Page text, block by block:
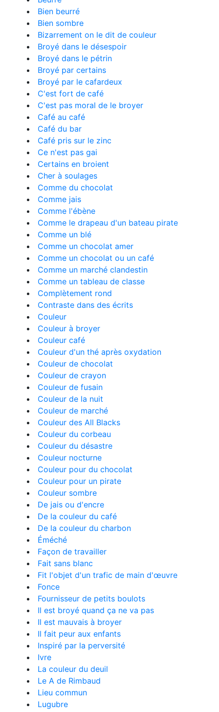
Bien beurré
Bien sombre
Bizarrement on le dit de couleur
Broyé dans le désespoir
Broyé dans le pétrin
Broyé par certains
Broyé par le cafardeux
C'est fort de café
C'est pas moral de le broyer
Café au café
Café du bar
Café pris sur le zinc
Ce n'est pas gai
Certains en broient
Cher à soulages
Comme du chocolat
Comme jais
Comme l'ébène
Comme le drapeau d'un bateau pirate
Comme un blé
Comme un chocolat amer
Comme un chocolat ou un café
Comme un marché clandestin
Comme un tableau de classe
Complètement rond
Contraste dans des écrits
Couleur
Couleur à broyer
Couleur café
Couleur d'un thé après oxydation
Couleur de chocolat
Couleur de crayon
Couleur de fusain
Couleur de la nuit
Couleur de marché
Couleur des All Blacks
Couleur du corbeau
Couleur du désastre
Couleur nocturne
Couleur pour du chocolat
Couleur pour un pirate
Couleur sombre
De jais ou d'encre
De la couleur du café
De la couleur du charbon
Éméché
Façon de travailler
Fait sans blanc
Fit l'objet d'un trafic de main d'œuvre
Fonce
Fournisseur de petits boulots
Il est broyé quand ça ne va pas
Il est mauvais à broyer
Il fait peur aux enfants
Inspiré par la perversité
Ivre
La couleur du deuil
Le A de Rimbaud
Lieu commun
Lugubre